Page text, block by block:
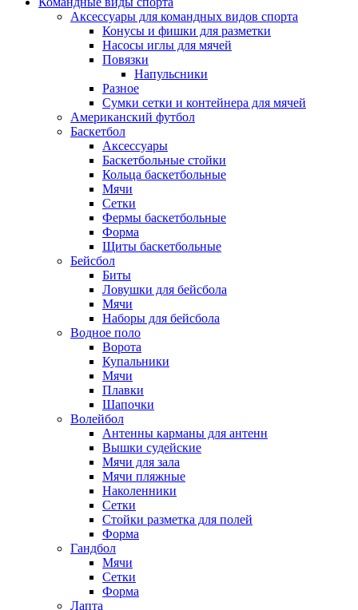
Аксессуары для командных видов спорта
Конусы и фишки для разметки
Насосы иглы для мячей
Повязки
Напульсники
Разное
Сумки сетки и контейнера для мячей
Американский футбол
Баскетбол
Аксессуары
Баскетбольные стойки
Кольца баскетбольные
Мячи
Сетки
Фермы баскетбольные
Форма
Щиты баскетбольные
Бейсбол
Биты
Ловушки для бейсбола
Мячи
Наборы для бейсбола
Водное поло
Ворота
Купальники
Мячи
Плавки
Шапочки
Волейбол
Антенны карманы для антенн
Вышки судейские
Мячи для зала
Мячи пляжные
Наколенники
Сетки
Стойки разметка для полей
Форма
Гандбол
Мячи
Сетки
Форма
Лапта